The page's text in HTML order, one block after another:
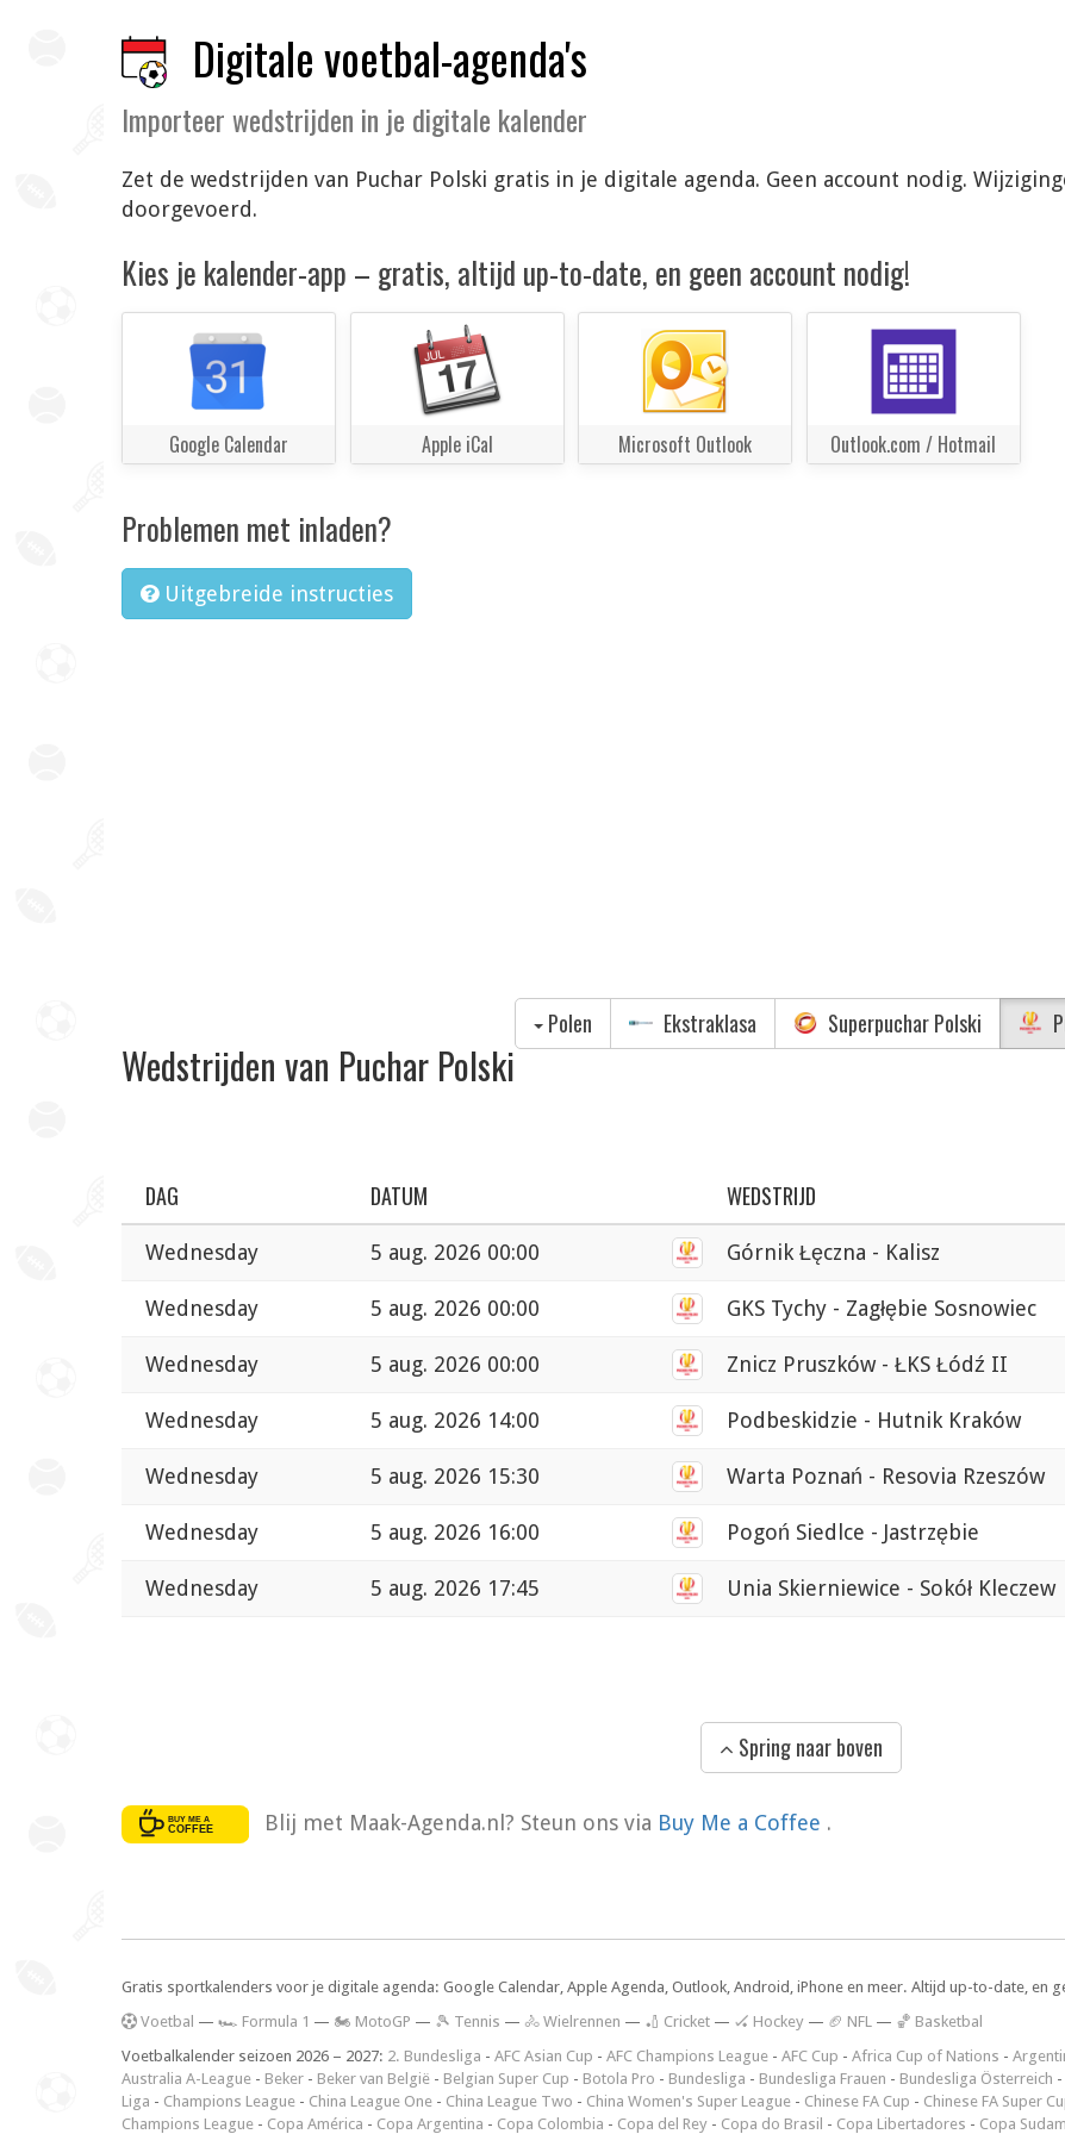
Digitale voetbal-agenda's
Importeer wedstrijden in je digitale kalender
Zet de wedstrijden van Puchar Polski gratis in je digitale agenda. Geen account nodig.
doorgevoerd.
Kies je kalender-app – gratis, altijd up-to-date, en geen account nodig!
Google Calendar Apple iCal Microsoft Outlook Outlook.com / Hotmail
Problemen met inladen?
Uitgebreide instructies
Wedstrijden van Puchar Polski
Polen Ekstraklasa Superpuchar Polski
DAG DATUM WEDSTRIJD
Wednesday 5 aug. 2026 00:00 Górnik Łęczna - Kalisz
Wednesday 5 aug. 2026 00:00 GKS Tychy - Zagłębie Sosnowiec
Wednesday 5 aug. 2026 00:00 Znicz Pruszków - ŁKS Łódź II
Wednesday 5 aug. 2026 14:00 Podbeskidzie - Hutnik Kraków
Wednesday 5 aug. 2026 15:30 Warta Poznań - Resovia Rzeszów
Wednesday 5 aug. 2026 16:00 Pogoń Siedlce - Jastrzębie
Wednesday 5 aug. 2026 17:45 Unia Skierniewice - Sokół Kleczew
Spring naar boven
Blij met Maak-Agenda.nl? Steun ons via Buy Me a Coffee .
Gratis sportkalenders voor je digitale agenda: Google Calendar, Apple Agenda, Outlook, Android, iPhone en meer. Altijd up-to-date, en
Voetbal — 🏎️ Formula 1 — 🏍 MotoGP — 🎾 Tennis — 🚴 Wielrennen — 🏏 Cricket — 🏑 Hockey — 🏈 NFL — 🏀 Basketbal
Voetbalkalender seizoen 2026 – 2027: 2. Bundesliga - AFC Asian Cup - AFC Champions League - AFC Cup - Africa Cup of Nations -
Australia A-League - Beker - Beker van België - Belgian Super Cup - Botola Pro - Bundesliga - Bundesliga Frauen - Bundesliga Österreich -
Liga - Champions League - China League One - China League Two - China Women's Super League - Chinese FA Cup - Chinese FA Super
Champions League - Copa América - Copa Argentina - Copa Colombia - Copa del Rey - Copa do Brasil - Copa Libertadores - Copa